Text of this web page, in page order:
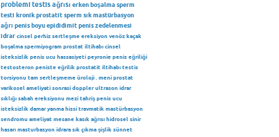
problemitestis ağrısı erken boşalmasperm
testi kronik prostatitspermsık mastürbasyon
ağrı penis boyuepididimitpenis zedelenmesi
idrar cinsel perhiz sertleşme ereksiyon venöz kaçak
boşalma spermiyogram prostat iltihabı cinsel
isteksizlik penis ucu hassasiyeti peyronie penis eğriliği
testosteron peniste eğrilik prostatit iltihabı testis
torsiyonu tam sertleşmeme üroloji meni prostat
varikosel ameliyati sonrasi doppler ultrason idrar
sıklığı sabah ereksiyonu mezi tahriş penis ucu
isteksizlik damar yanma hissi travmatik mastürbasyon
sendromu ameliyat mesane kasık ağrısı hidrosel sinir
hasarı masturbasyon idrara sık çıkma şişlik sünnet